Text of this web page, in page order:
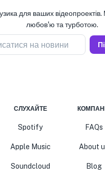
для ваших відеопроектів.
любов'ю та турботою.
на новини
СЛУХАЙТЕ
Spotify
Apple Music
Soundcloud
FAQs
About
Blog